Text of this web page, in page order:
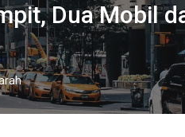
Dua Mobil